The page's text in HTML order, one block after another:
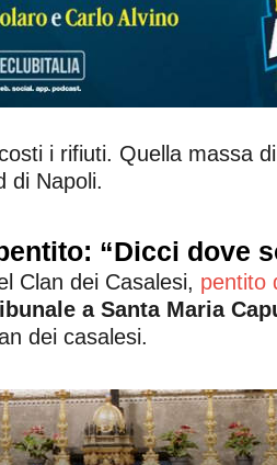
i rifiuti. Quella massa
di Napoli.
“Dicci dove
Clan dei Casalesi, pentito
a Santa Maria
dei casalesi.